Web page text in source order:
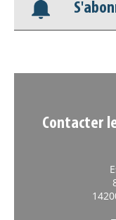
Nos
Contacter